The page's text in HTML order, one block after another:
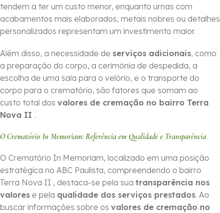
tendem a ter um custo menor, enquanto urnas com
acabamentos mais elaborados, metais nobres ou detalhes
personalizados representam um investimento maior.
Além disso, a necessidade de serviços adicionais, como
a preparação do corpo, a cerimônia de despedida, a
escolha de uma sala para o velório, e o transporte do
corpo para o crematório, são fatores que somam ao
custo total dos valores de cremação no bairro Terra
Nova II .
O Crematório In Memoriam: Referência em Qualidade e Transparência
O Crematório In Memoriam, localizado em uma posição
estratégica no ABC Paulista, compreendendo o bairro
Terra Nova II , destaca-se pela sua transparência nos
valores e pela qualidade dos serviços prestados. Ao
buscar informações sobre os valores de cremação no